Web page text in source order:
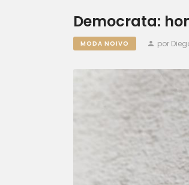
Democrata:
MODA NOIVO por